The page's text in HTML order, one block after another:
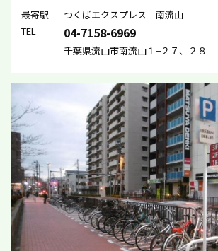
最寄駅
つくばエクスプレス 南流山
TEL
04-7158-6969
千葉県流山市南流山１−２７、２８